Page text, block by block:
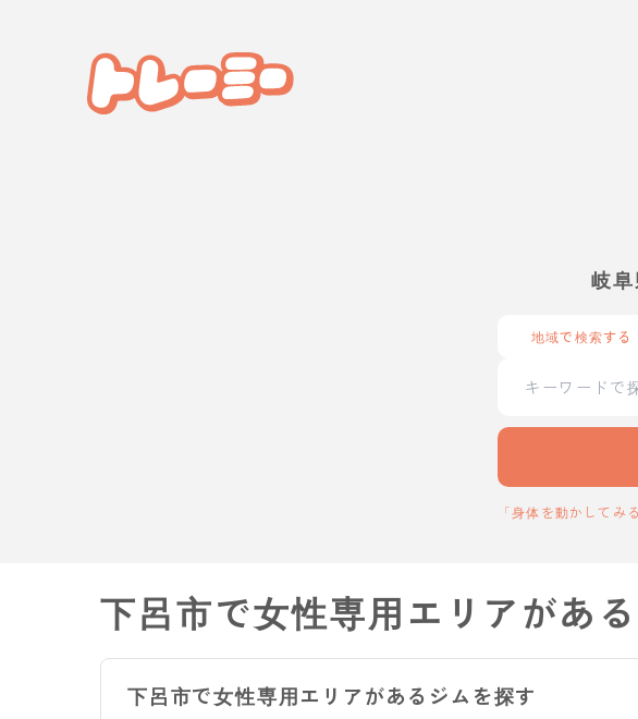
岐
地域で検索する
「身体を動かしてみ
下呂市で女性専用エリアがあ
下呂市で女性専用エリアがあるジムを探す